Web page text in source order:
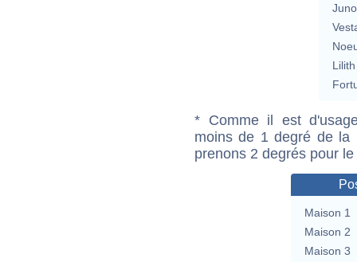
Lilith
* Comme il est
moins de 1 degré de la
prenons 2 degrés pour
Maison 1
Maison 2
Maison 3